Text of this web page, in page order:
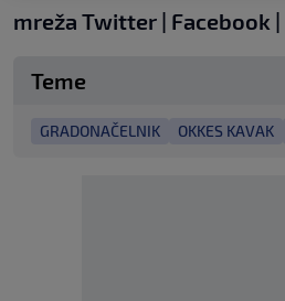
mreža Twitter | Facebook |
Teme
GRADONAČELNIK OKKES KAVAK